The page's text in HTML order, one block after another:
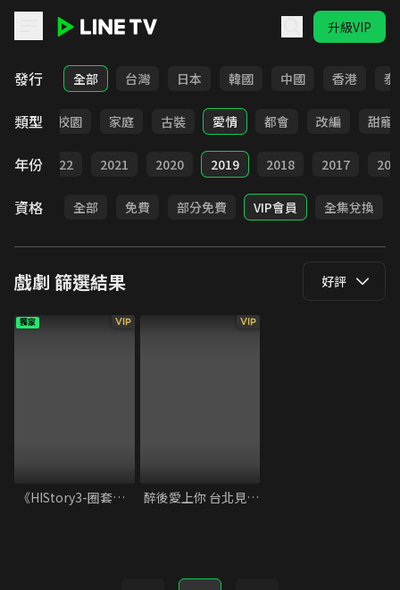
升級VIP
LINE TV - 戲劇
發行 全部 台灣 日本 韓國 中國 香港 泰
類型
職場 校園 家庭 古裝 愛情 都會 改編 甜寵
年份 2022 2021 2020 2019 2018 2017
資格 全部 免費 部分免費 VIP會員 全集兌換
戲劇 篩選結果 好評
VIP
獨家
《HIStory3-圈套》獨家內容
VIP
醉後愛上你 台北見面會精彩片段